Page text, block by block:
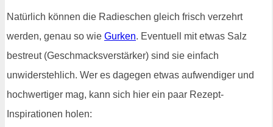
Natürlich können die Radieschen gleich frisch verzehrt
werden, genau so wie Gurken. Eventuell mit etwas Salz
bestreut (Geschmacksverstärker) sind sie einfach
unwiderstehlich. Wer es dagegen etwas aufwendiger und
hochwertiger mag, kann sich hier ein paar Rezept-
Inspirationen holen: